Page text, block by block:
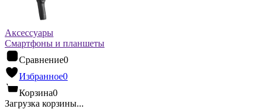
Аксессуары
Смартфоны и планшеты
Сравнение0
Избранное0
Корзина0
Загрузка корзины...